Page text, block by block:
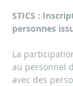
STICS :
personnes
La
au personnel
avec des